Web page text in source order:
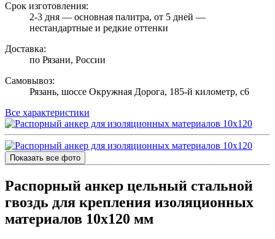
Срок изготовления:
2-3 дня — основная палитра, от 5 дней —
нестандартные и редкие оттенки
Доставка:
по Рязани, России
Самовывоз:
Рязань, шоссе Окружная Дорога, 185-й километр, с6
Все характеристики
Показать все фото
Распорный анкер цельный стальной
гвоздь для крепления изоляционных
материалов 10х120 мм